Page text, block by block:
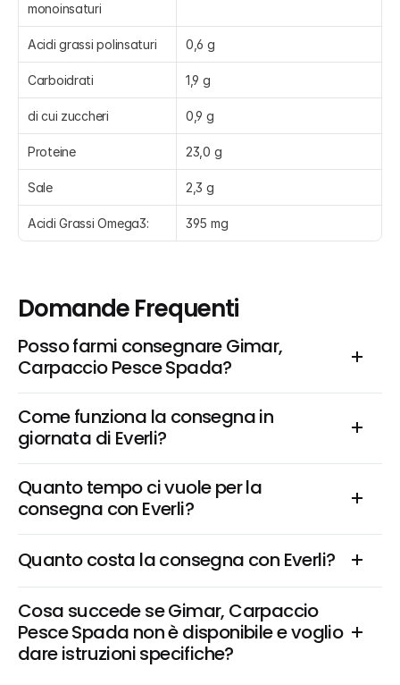
monoinsaturi
Acidi grassi polinsaturi 0,6 g
Carboidrati 1,9 g
di cui zuccheri 0,9 g
Proteine 23,0 g
Sale 2,3 g
Acidi Grassi Omega3: 395 mg
Domande Frequenti
Posso farmi consegnare Gimar,
Carpaccio Pesce Spada?
Come funziona la consegna in
giornata di Everli?
Quanto tempo ci vuole per la
consegna con Everli?
Quanto costa la consegna con Everli?
Cosa succede se Gimar, Carpaccio
Pesce Spada non è disponibile e voglio
dare istruzioni specifiche?